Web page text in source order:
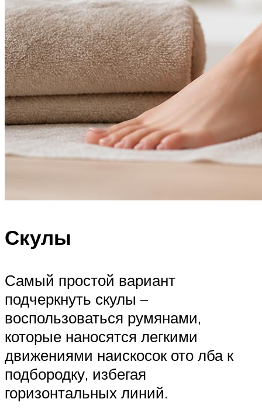
Скулы
Самый простой вариант
подчеркнуть скулы –
воспользоваться румянами,
которые наносятся легкими
движениями наискосок ото лба к
подбородку, избегая
горизонтальных линий.